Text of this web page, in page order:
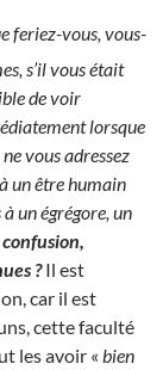
feriez-vous, vous-
s’il vous était
de voir
lorsque
vous adressez
un être humain
un égrégore, un
?Il est
car il est
cette faculté
les avoir « bien